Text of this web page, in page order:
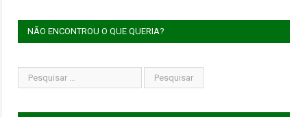
NÃO ENCONTROU O QUE QUERIA?